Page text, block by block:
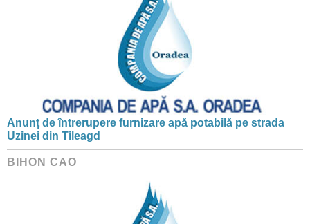
Anunț de întrerupere furnizare apă potabilă pe strada
Uzinei din Tileagd
BIHON CAO